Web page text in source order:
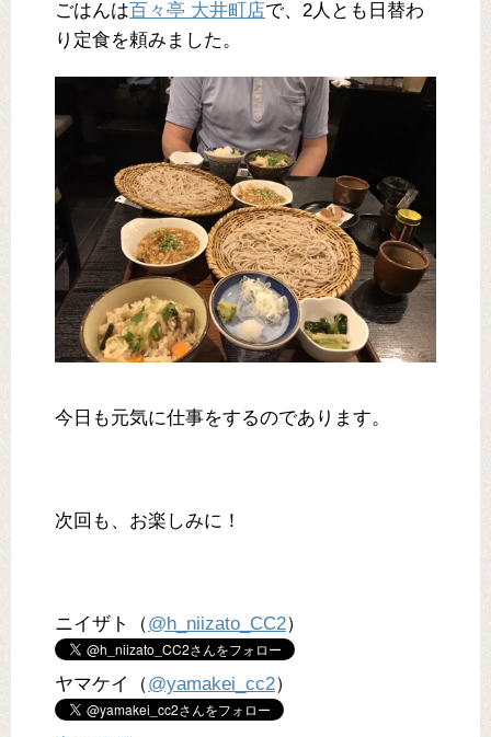
ごはんは 百々亭 大井町店で、2人とも日替わ
り定食を頼みました。
今日も元気に仕事をするのであります。
次回も、お楽しみに！
ニイザト（@h_niizato_CC2）
ヤマケイ（@yamakei_cc2）